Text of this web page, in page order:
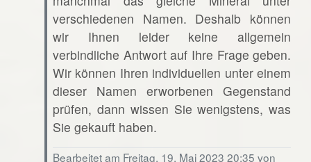
verschiedenen Namen. Deshalb können
wir Ihnen leider keine allgemein
verbindliche Antwort auf Ihre Frage geben.
Wir können Ihren individuellen unter einem
dieser Namen erworbenen Gegenstand
prüfen, dann wissen Sie wenigstens, was
Sie gekauft haben.
Bearbeitet am Freitag, 19. Mai 2023 20:35 von